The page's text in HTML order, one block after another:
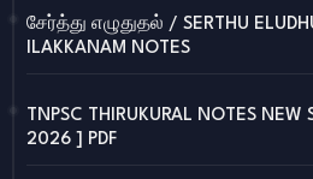
சேர்த்து எழுதுதல் / SERTHU
ILAKKANAM NOTES
TNPSC THIRUKURAL NOTES NEW
2026 ] PDF